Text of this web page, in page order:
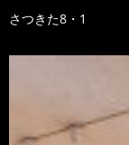
さつきた8・1